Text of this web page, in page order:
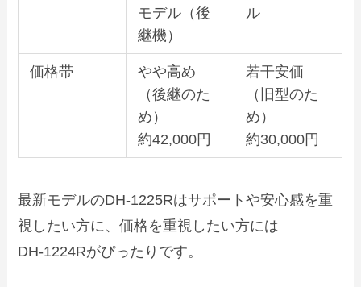
モデル（後
継機）
ル
価格帯
やや高め
（後継のた
め）
約42,000円
若干安価
（旧型のた
め）
約30,000円
最新モデルのDH‑1225Rはサポートや安心感を重
視したい方に、価格を重視したい方には
DH‑1224Rがぴったりです。